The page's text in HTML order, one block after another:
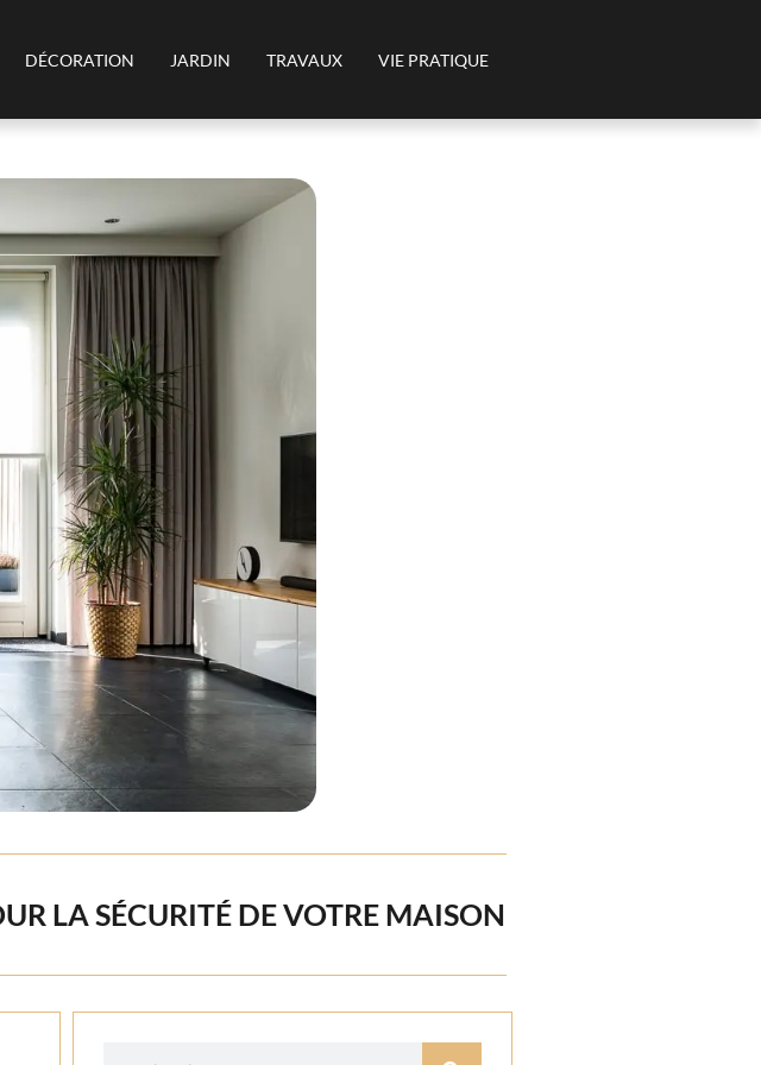
DÉCORATION JARDIN TRAVAUX VIE PRATIQUE
LA SÉCURITÉ DE VOTRE MAISON